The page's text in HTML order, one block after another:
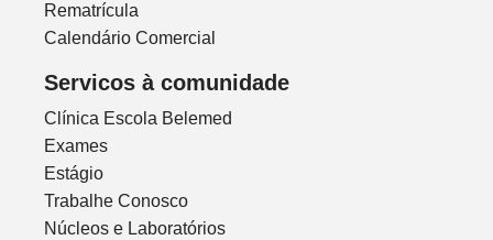
Rematrícula
Calendário Comercial
Servicos à comunidade
Clínica Escola Belemed
Exames
Estágio
Trabalhe Conosco
Núcleos e Laboratórios